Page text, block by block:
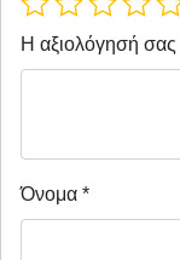
Η αξιολόγησή σας
Όνομα *